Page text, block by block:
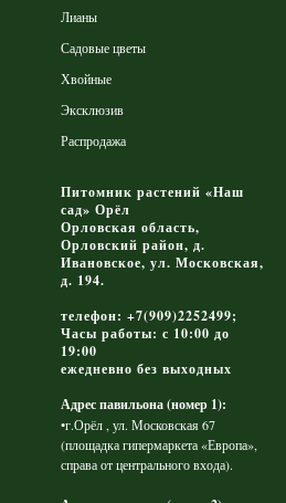
Лианы
Садовые цветы
Хвойные
Эксклюзив
Распродажа
Питомник растений «Наш
сад» Орёл
Орловская область,
Орловский район, д.
Ивановское, ул. Московская,
д. 194.
телефон: +7(909)2252499;
Часы работы: с 10:00 до
19:00
ежедневно без выходных
Адрес павильона (номер 1):
•г.Орёл , ул. Московская 67
(площадка гипермаркета «Европа»,
справа от центрального входа).